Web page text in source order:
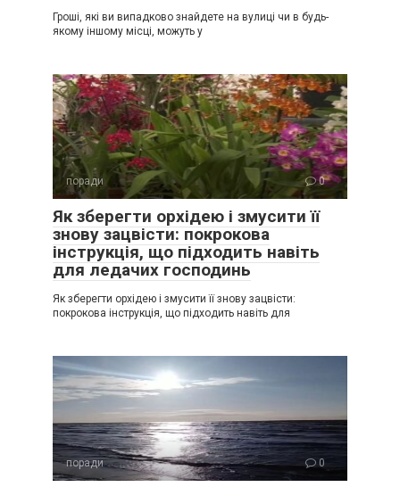
Гроші, які ви випадково знайдете на вулиці чи в будь-
якому іншому місці, можуть у
поради 0
Як зберегти орхідею і змусити її
знову зацвісти: покрокова
інструкція, що підходить навіть
для ледачих господинь
Як зберегти орхідею і змусити її знову зацвісти:
покрокова інструкція, що підходить навіть для
поради 0